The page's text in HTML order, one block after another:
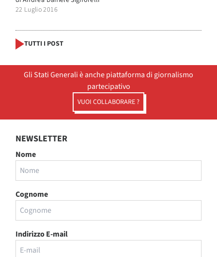
22 Luglio 2016
TUTTI I POST
Gli Stati Generali è anche piattaforma di giornalismo
partecipativo
VUOI COLLABORARE ?
NEWSLETTER
Nome
Cognome
Indirizzo E-mail